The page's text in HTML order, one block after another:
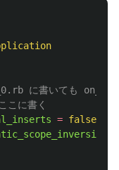
に書いても
こに書く
= false